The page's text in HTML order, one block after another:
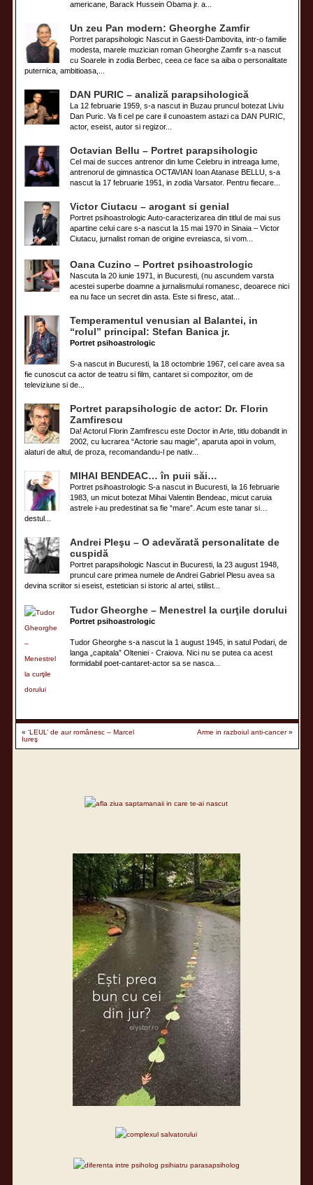
americane, Barack Hussein Obama jr. a...
Un zeu Pan modern: Gheorghe Zamfir
Portret parapsihologic Nascut in Gaesti-Dambovita, intr-o familie
modesta, marele muzician roman Gheorghe Zamfir s-a nascut
cu Soarele in zodia Berbec, ceea ce face sa aiba o personalitate
puternica, ambitioasa,...
DAN PURIC – analiză parapsihologică
La 12 februarie 1959, s-a nascut in Buzau pruncul botezat Liviu
Dan Puric. Va fi cel pe care il cunoastem astazi ca DAN PURIC,
actor, eseist, autor si regizor...
Octavian Bellu – Portret parapsihologic
Cel mai de succes antrenor din lume Celebru in intreaga lume,
antrenorul de gimnastica OCTAVIAN Ioan Atanase BELLU, s-a
nascut la 17 februarie 1951, in zodia Varsator. Pentru fiecare...
Victor Ciutacu – arogant si genial
Portret psihoastrologic Auto-caracterizarea din titlul de mai sus
apartine celui care s-a nascut la 15 mai 1970 in Sinaia – Victor
Ciutacu, jurnalist roman de origine evreiasca, si vom...
Oana Cuzino – Portret psihoastrologic
Nascuta la 20 iunie 1971, in Bucuresti, (nu ascundem varsta
acestei superbe doamne a jurnalismului romanesc, deoarece nici
ea nu face un secret din asta. Este si firesc, atat...
Temperamentul venusian al Balantei, in
“rolul” principal: Stefan Banica jr.
Portret psihoastrologic
S-a nascut in Bucuresti, la 18 octombrie 1967, cel care avea sa
fie cunoscut ca actor de teatru si film, cantaret si compozitor, om de
televiziune si de...
Portret parapsihologic de actor: Dr. Florin
Zamfirescu
Da! Actorul Florin Zamfirescu este Doctor in Arte, titlu dobandit in
2002, cu lucrarea “Actorie sau magie”, aparuta apoi in volum,
alaturi de altul, de proza, recomandandu-l pe nativ...
MIHAI BENDEAC… în puii săi…
Portret psihoastrologic S-a nascut in Bucuresti, la 16 februarie
1983, un micut botezat Mihai Valentin Bendeac, micut caruia
astrele i-au predestinat sa fie “mare”. Acum este tanar si…
destul...
Andrei Pleşu – O adevărată personalitate de
cuspidă
Portret parapsihologic Nascut in Bucuresti, la 23 august 1948,
pruncul care primea numele de Andrei Gabriel Plesu avea sa
devina scriitor si eseist, estetician si istoric al artei, stilist...
Tudor Gheorghe – Menestrel la curţile dorului
Portret psihoastrologic
Tudor Gheorghe s-a nascut la 1 august 1945, in satul Podari, de
langa „capitala” Olteniei - Craiova. Nici nu se putea ca acest
formidabil poet-cantaret-actor sa se nasca...
«‘LEUL’ de aur românesc – Marcel
Iureş
Arme in razboiul anti-cancer»